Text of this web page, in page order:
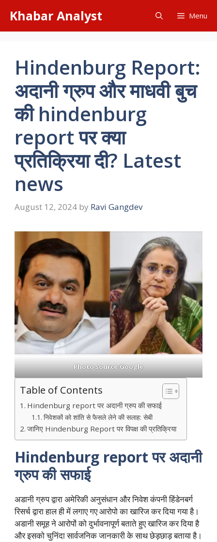
content
Khabar Analyst Menu
Hindenburg Report:
अदानी ग्रुप और माधवी बुच
की hindenburg
report पर क्या
प्रतिक्रिया दी? Latest
news
August 12, 2024 by Ravi Gangdev
Photo source:Google
Table of Contents
Hindenburg report पर अदानी ग्रुप की सफाई
निवेशकों को शांति से फैसले लेने की सलाह: सेबी
जानिए Hindenburg Report पर विपक्ष की प्रतिक्रिया
Hindenburg report पर अदानी
ग्रुप की सफाई
अडानी ग्रुप द्वारा अमेरिकी अनुसंधान और निवेश कंपनी हिंडेनबर्ग
रिसर्च द्वारा हाल ही में लगाए गए आरोपो का खारिज कर दिया गया है।
अडानी समूह ने आरोपों को दुर्भावनापूर्ण बताते हुए खारिज कर दिया है
और इसको चुनिंदा सार्वजनिक जानकारी के साथ छेड़छाड़ बताया है।